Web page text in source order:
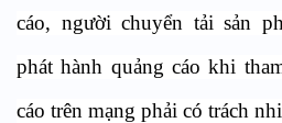
cáo, người chuyển tải sản
phát hành quảng cáo khi
cáo trên mạng phải có trách